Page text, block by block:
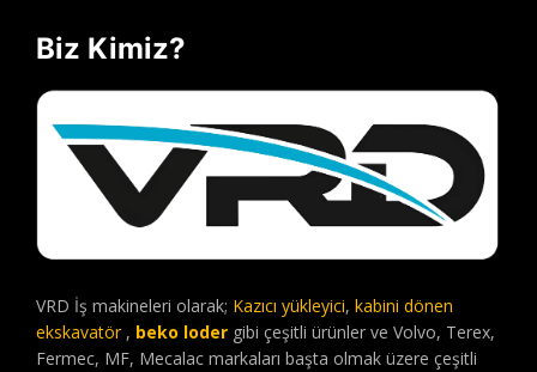
Biz Kimiz?
VRD İş makineleri olarak; Kazıcı yükleyici, kabini dönen
ekskavatör, beko loder gibi çeşitli ürünler ve Volvo, Terex,
Fermec, MF, Mecalac markaları başta olmak üzere çeşitli